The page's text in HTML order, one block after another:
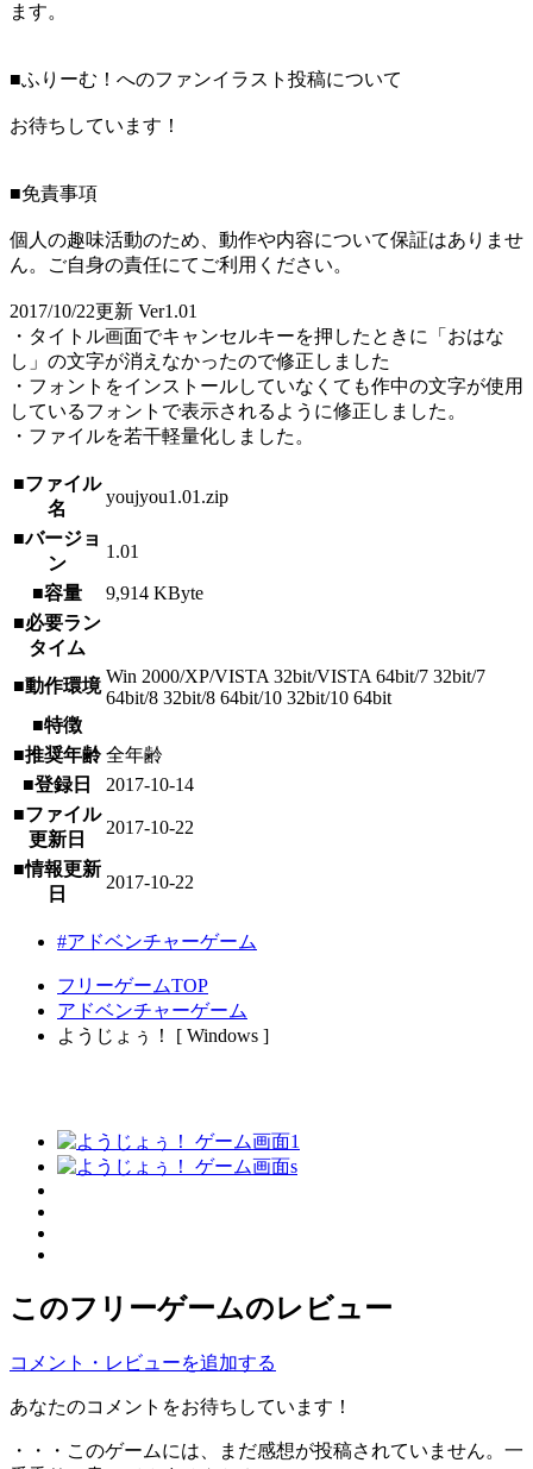
ます。
■ふりーむ！へのファンイラスト投稿について
お待ちしています！
■免責事項
個人の趣味活動のため、動作や内容について保証はありませ
ん。ご自身の責任にてご利用ください。
2017/10/22更新 Ver1.01
・タイトル画面でキャンセルキーを押したときに「おはな
し」の文字が消えなかったので修正しました
・フォントをインストールしていなくても作中の文字が使用
しているフォントで表示されるように修正しました。
・ファイルを若干軽量化しました。
■ファイル
名
youjyou1.01.zip
■バージョ
ン
1.01
■容量
9,914 KByte
■必要ラン
タイム
■動作環境 Win 2000/XP/VISTA 32bit/VISTA 64bit/7 32bit/7
64bit/8 32bit/8 64bit/10 32bit/10 64bit
■特徴
■推奨年齢 全年齢
■登録日
2017-10-14
■ファイル
更新日
2017-10-22
■情報更新
日
2017-10-22
#アドベンチャーゲーム
フリーゲームTOP
アドベンチャーゲーム
ようじょぅ！ [ Windows ]
このフリーゲームのレビュー
コメント・レビューを追加する
あなたのコメントをお待ちしています！
・・・このゲームには、まだ感想が投稿されていません。一